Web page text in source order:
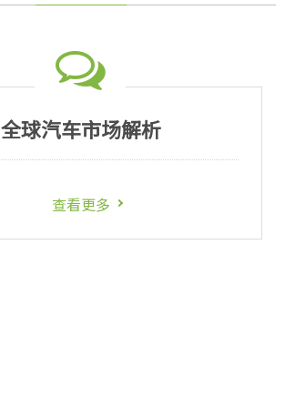
全球汽车市场解析
查看更多